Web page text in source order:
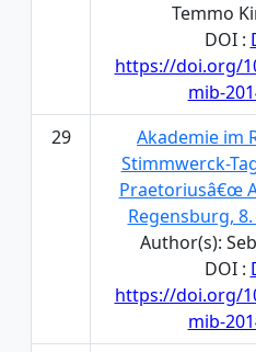
Temmo
DOI :
https://doi.org/
mib-
29
Akademie im
Stimmwerck-
Praetoriusâ€œ
Regensburg,
Author(s):
DOI :
https://doi.org/
mib-